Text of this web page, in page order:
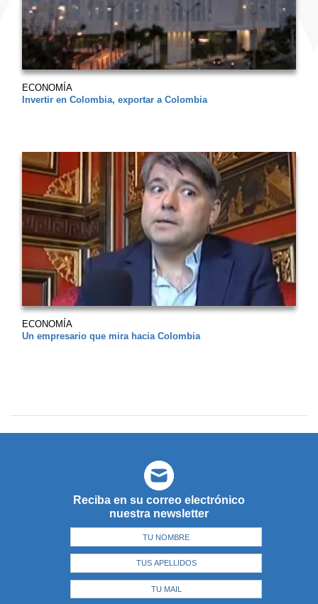
ECONOMÍA
Invertir en Colombia, exportar a Colombia
ECONOMÍA
Un empresario que mira hacia Colombia
Reciba en su correo electrónico
nuestra newsletter